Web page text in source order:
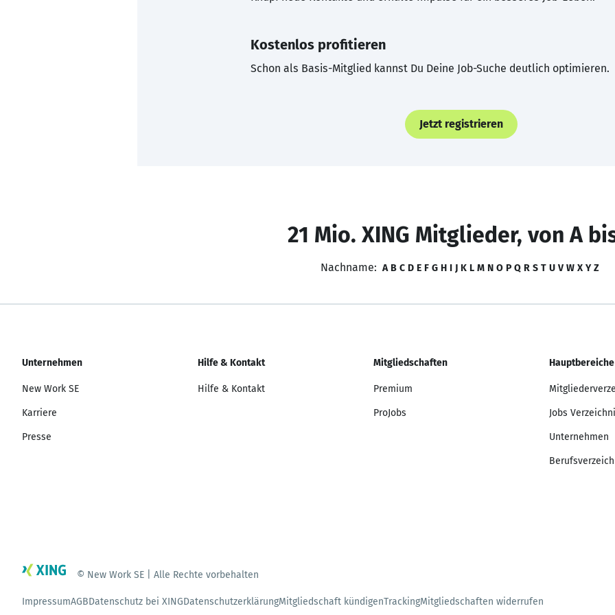
Kostenlos profitieren
Schon als Basis-Mitglied kannst Du Deine Job-Suche deutlich optimieren.
Jetzt registrieren
21 Mio. XING Mitglieder, von A
Nachname: A B C D E F G H I J K L M N O P Q R S T U V W X Y Z
Unternehmen
New Work SE
Karriere
Presse
Hilfe & Kontakt
Hilfe & Kontakt
Mitgliedschaften
Premium
ProJobs
Hauptbereiche
Jobs
Unternehmen
© New Work SE | Alle Rechte vorbehalten
ImpressumAGBDatenschutz bei XINGDatenschutzerklärungMitgliedschaft kündigenTrackingMitgliedschaften widerrufen